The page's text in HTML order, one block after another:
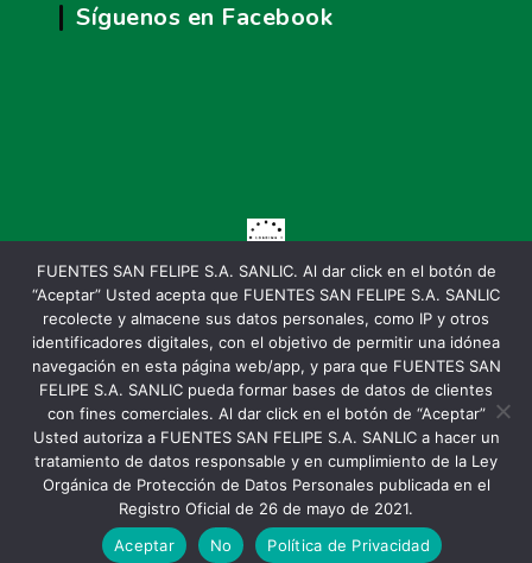
Síguenos en Facebook
Copyright ©2026 Agua San Felipe. All rights reserved.
FUENTES SAN FELIPE S.A. SANLIC. Al dar click en el botón de
“Aceptar” Usted acepta que FUENTES SAN FELIPE S.A. SANLIC
recolecte y almacene sus datos personales, como IP y otros
identificadores digitales, con el objetivo de permitir una idónea
navegación en esta página web/app, y para que FUENTES SAN
FELIPE S.A. SANLIC pueda formar bases de datos de clientes
con fines comerciales. Al dar click en el botón de “Aceptar”
Usted autoriza a FUENTES SAN FELIPE S.A. SANLIC a hacer un
tratamiento de datos responsable y en cumplimiento de la Ley
Orgánica de Protección de Datos Personales publicada en el
Registro Oficial de 26 de mayo de 2021.
Aceptar
No Política de Privacidad